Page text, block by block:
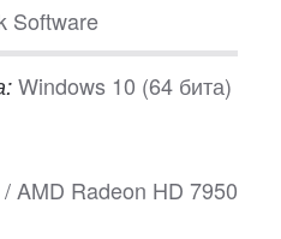
Software
Windows 10 (64 бита)
AMD Radeon HD 7950